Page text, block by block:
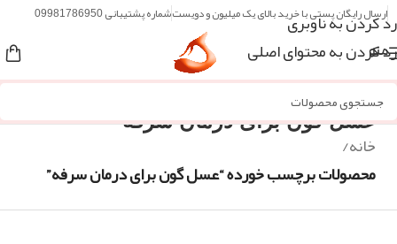
رد کردن به ناوبری
رد کردن به محتوای اصلی
ارسال رایگان پستی با خرید بالای یک میلیون و دویستشماره پشتیبانی 09981786950
منو
عسل گون برای درمان سرفه
خانه/
محصولات برچسب خورده “عسل گون برای درمان سرفه”